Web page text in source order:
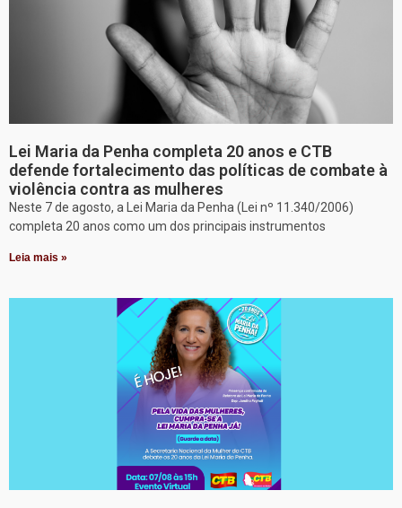
Lei Maria da Penha completa 20 anos e CTB
defende fortalecimento das políticas de combate à
violência contra as mulheres
Neste 7 de agosto, a Lei Maria da Penha (Lei nº 11.340/2006)
completa 20 anos como um dos principais instrumentos
Leia mais »